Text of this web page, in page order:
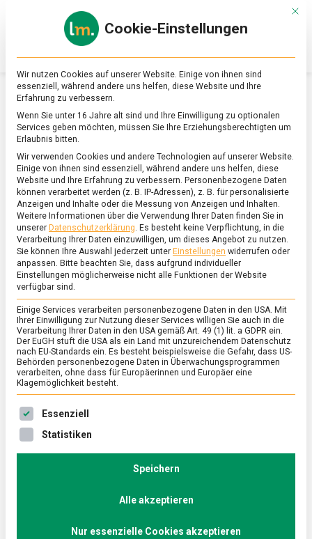
Online-
Magazin
zu
&
Ernährung
SCHLAGWORT:BAYERISCHE WEISSWÜRSTE
ERNÄHRUNG & GESUNDHEIT /FEATURED
Nicht nur zum Zuzeln – Münchener
Weißwürste
14. Oktober 2022
Zuzeln
Was prägt die bayerische Landeshauptstadt neben
Weißbier und Brezeln kulinarisch mehr als die
Weißwurst mit süßem Senf?
gen Süden gefahren.
Mit
Cookie-Einstellungen
Wir nutzen Cookies auf unserer Website. Einige von ihnen sind
essenziell, während andere uns helfen, diese Website und Ihre
Erfahrung zu verbessern.
Wenn Sie unter 16 Jahre alt sind und Ihre Einwilligung zu optionalen
Services geben möchten, müssen Sie Ihre Erziehungsberechtigten um
Erlaubnis bitten.
Wir verwenden Cookies und andere Technologien auf unserer Website.
Einige von ihnen sind essenziell, während andere uns helfen, diese
Website und Ihre Erfahrung zu verbessern. Personenbezogene Daten
können verarbeitet werden (z. B. IP-Adressen), z. B. für personalisierte
Anzeigen und Inhalte oder die Messung von Anzeigen und Inhalten.
Weitere Informationen über die Verwendung Ihrer Daten finden Sie in
unserer Datenschutzerklärung. Es besteht keine Verpflichtung, in die
Verarbeitung Ihrer Daten einzuwilligen, um dieses Angebot zu nutzen.
Sie können Ihre Auswahl jederzeit unter Einstellungen widerrufen oder
anpassen. Bitte beachten Sie, dass aufgrund individueller
Einstellungen möglicherweise nicht alle Funktionen der Website
verfügbar sind.
Einige Services verarbeiten personenbezogene Daten in den USA. Mit
Ihrer Einwilligung zur Nutzung dieser Services willigen Sie auch in die
Verarbeitung Ihrer Daten in den USA gemäß Art. 49 (1) lit. a GDPR ein.
Der EuGH stuft die USA als ein Land mit unzureichendem Datenschutz
nach EU-Standards ein. Es besteht beispielsweise die Gefahr, dass US-
Behörden personenbezogene Daten in Überwachungsprogrammen
verarbeiten, ohne dass für Europäerinnen und Europäer eine
Klagemöglichkeit besteht.
Es folgt eine Liste der Service-Gruppen, für die eine
Essenziell
Statistiken
Speichern
Alle akzeptieren
Nur essenzielle Cookies akzeptieren